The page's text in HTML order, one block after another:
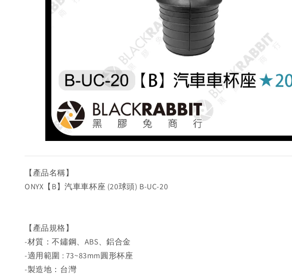
【產品名稱】
ONYX【B】汽車車杯座 (20球頭) B-UC-20
【產品規格】
-材質：不鏽鋼、ABS、鋁合金
-適用範圍 : 73~83mm圓形杯座
-製造地：台灣